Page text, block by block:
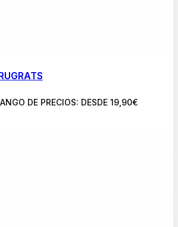
DE PRECIOS: DESDE 19,90€